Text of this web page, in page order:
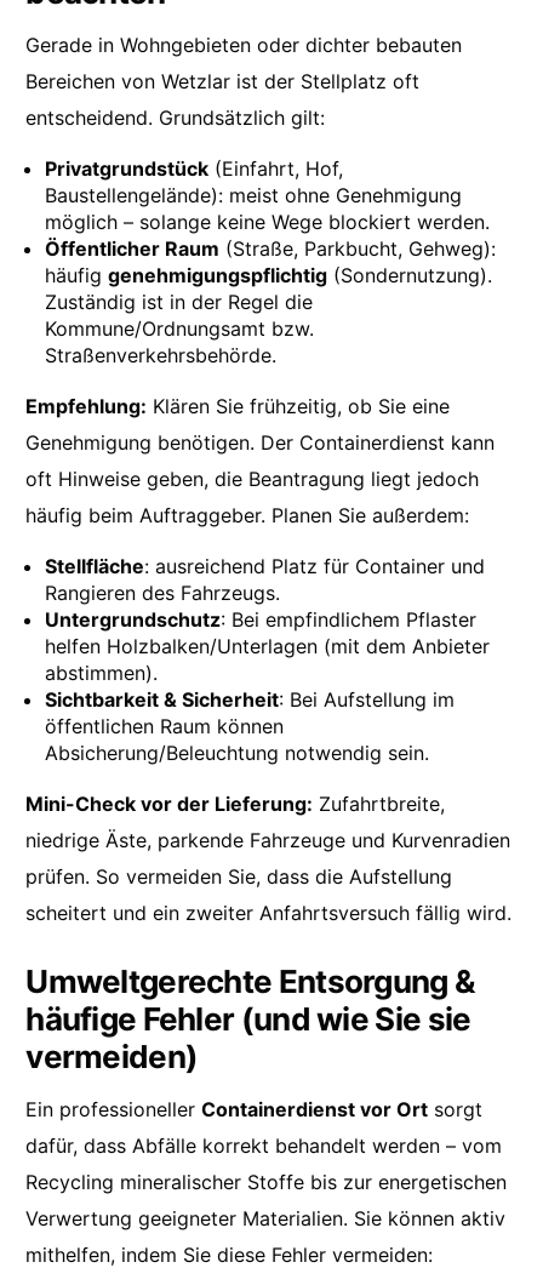
Gerade in Wohngebieten oder dichter bebauten
Bereichen von Wetzlar ist der Stellplatz oft
entscheidend. Grundsätzlich gilt:
Privatgrundstück (Einfahrt, Hof,
Baustellengelände): meist ohne Genehmigung
möglich – solange keine Wege blockiert werden.
Öffentlicher Raum (Straße, Parkbucht, Gehweg):
häufiggenehmigungspflichtig (Sondernutzung).
Zuständig ist in der Regel die
Kommune/Ordnungsamt bzw.
Straßenverkehrsbehörde.
Empfehlung: Klären Sie frühzeitig, ob Sie eine
Genehmigung benötigen. Der Containerdienst kann
oft Hinweise geben, die Beantragung liegt jedoch
häufig beim Auftraggeber. Planen Sie außerdem:
Stellfläche: ausreichend Platz für Container und
Rangieren des Fahrzeugs.
Untergrundschutz: Bei empfindlichem Pflaster
helfen Holzbalken/Unterlagen (mit dem Anbieter
abstimmen).
Sichtbarkeit & Sicherheit: Bei Aufstellung im
öffentlichen Raum können
Absicherung/Beleuchtung notwendig sein.
Mini-Check vor der Lieferung: Zufahrtbreite,
niedrige Äste, parkende Fahrzeuge und Kurvenradien
prüfen. So vermeiden Sie, dass die Aufstellung
scheitert und ein zweiter Anfahrtsversuch fällig wird.
Umweltgerechte Entsorgung &
häufige Fehler (und wie Sie sie
vermeiden)
Ein professionellerContainerdienst vor Ort sorgt
dafür, dass Abfälle korrekt behandelt werden – vom
Recycling mineralischer Stoffe bis zur energetischen
Verwertung geeigneter Materialien. Sie können aktiv
mithelfen, indem Sie diese Fehler vermeiden: